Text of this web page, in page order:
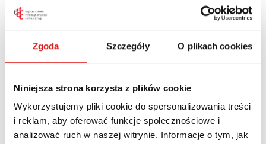
Zgoda Szczegóły O plikach cookies
Niniejsza strona korzysta z plików cookie
Wykorzystujemy pliki cookie do spersonalizowania treści
i reklam, aby oferować funkcje społecznościowe i
analizować ruch w naszej witrynie. Informacje o tym, jak
bezpiecznych warunków rozwoju.
Wizyta była cenną okazją do poszerzenia
wiedzy na temat funkcjonowania systemu
aspektów pracy socjalnej z dzieckiem i rodziną.
Wizyta w Placówce